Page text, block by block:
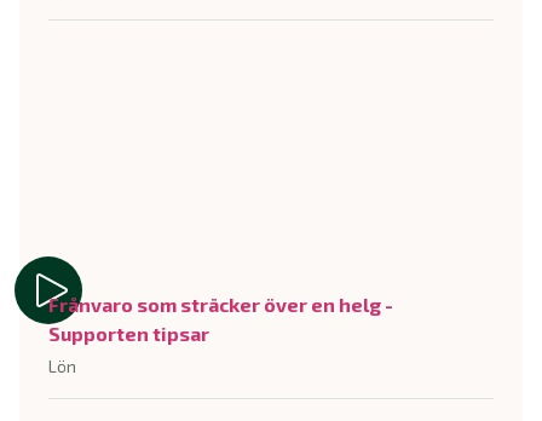
Frånvaro som sträcker över en helg -
Supporten tipsar
Lön